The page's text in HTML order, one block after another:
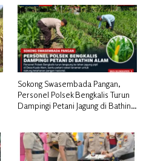
Sokong Swasembada Pangan,
Personel Polsek Bengkalis Turun
Dampingi Petani Jagung di Bathin